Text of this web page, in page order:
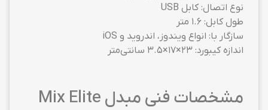
نوع اتصال: کابل USB
طول کابل: ۱.۶ متر
سازگار با: انواع ویندوز، اندروید و iOS
اندازه کیبورد: ۲۳×۱۷×۳.۵ سانتی‌متر
مشخصات فنی مبدل Mix Elite